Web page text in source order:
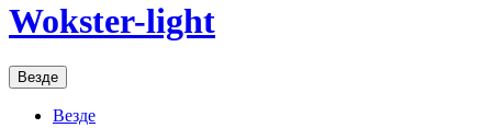
Wokster-light
Везде
Везде